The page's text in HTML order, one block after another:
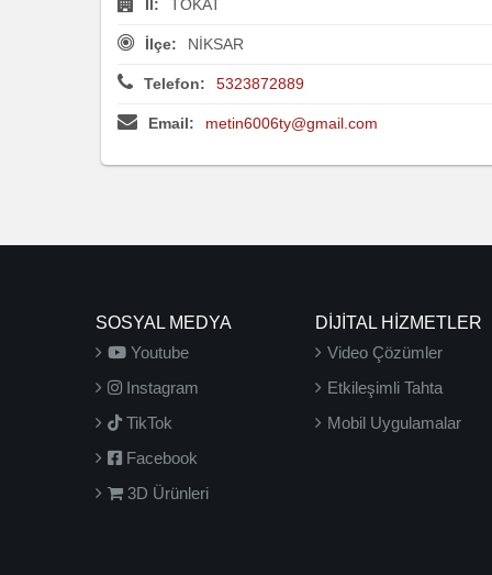
İl: TOKAT
İlçe: NİKSAR
Telefon: 5323872889
Email: metin6006ty@gmail.com
SOSYAL MEDYA
Youtube
Instagram
TikTok
Facebook
3D Ürünleri
DİJİTAL HİZMETLER
Video Çözümler
Etkileşimli Tahta
Mobil Uygulamalar